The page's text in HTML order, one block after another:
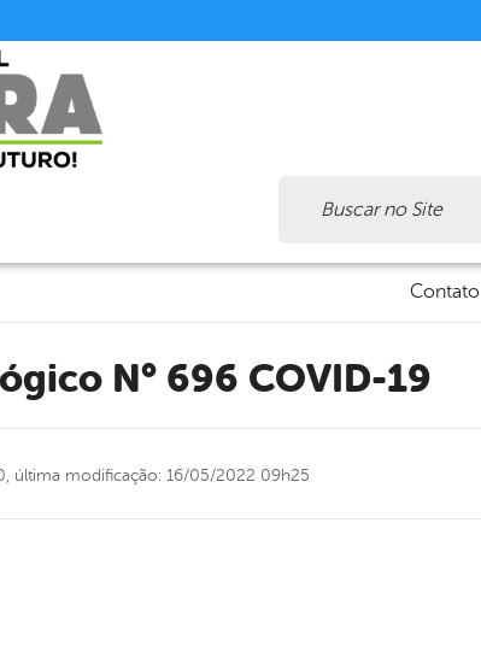
Contato
N° 696 COVID-19
última modificação: 16/05/2022 09h25